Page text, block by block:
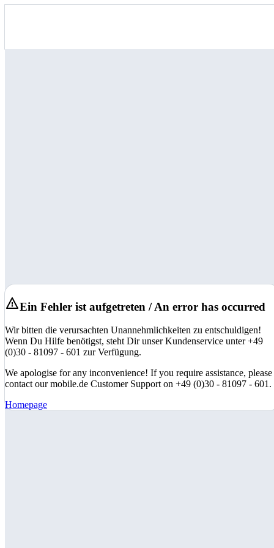
Ein Fehler ist aufgetreten / An error has occurred
Wir bitten die verursachten Unannehmlichkeiten zu entschuldigen!
Wenn Du Hilfe benötigst, steht Dir unser Kundenservice unter +49
(0)30 - 81097 - 601 zur Verfügung.
We apologise for any inconvenience! If you require assistance, please
contact our mobile.de Customer Support on +49 (0)30 - 81097 - 601.
Homepage